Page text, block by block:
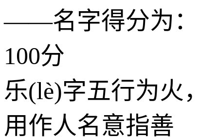
——名字得分为：
100分
乐(lè)字五行为火 ，
用作人名意指善